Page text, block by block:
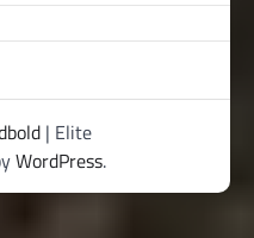
| Elite
WordPress.